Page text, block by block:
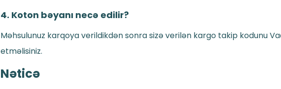
4. Koton bəyanı necə edilir?
Məhsulunuz karqoya verildikdən sonra sizə verilən kargo takip kodunu
etməlisiniz.
Nəticə